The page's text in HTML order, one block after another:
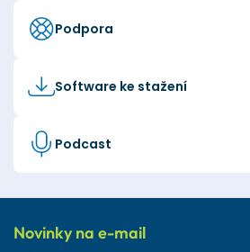
Podpora
Software ke stažení
Podcast
Novinky na e-mail